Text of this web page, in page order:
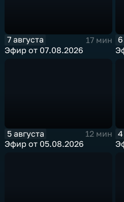
7 августа
17 мин
Эфир от 07.08.2026
5 августа
12 мин
Эфир от 05.08.2026
4